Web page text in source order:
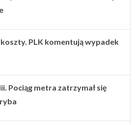
PLK komentują wypadek
Pociąg metra zatrzymał się